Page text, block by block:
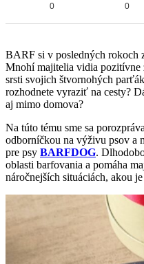
0 0
BARF si v posledných rokoch
Mnohí majitelia vidia
srsti svojich štvornohých
rozhodnete vyraziť na cesty?
aj mimo domova?
Na túto tému sme sa
odborníčkou na výživu psov a
pre psy BARFDOG.
oblasti barfovania a pomáha
náročnejších situáciách, akou